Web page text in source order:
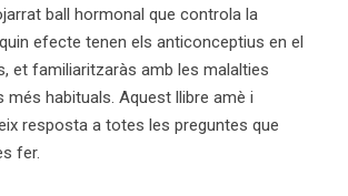
ball hormonal que controla la
efecte tenen els anticonceptius en el
et familiaritzaràs amb les malalties
més habituals. Aquest llibre amè i
resposta a totes les preguntes que
fer.